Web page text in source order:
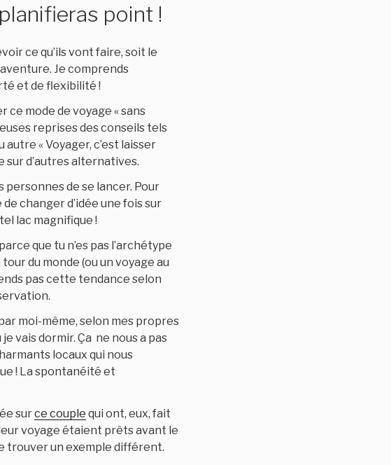
point !
ce qu’ils vont faire, soit le
Je comprends
et de flexibilité !
ce mode de voyage « sans
reprises des conseils tels
« Voyager, c’est laisser
sur d’autres alternatives.
personnes de se lancer. Pour
changer d’idée une fois sur
lac magnifique !
que tu n’es pas l’archétype
du monde (ou un voyage au
pas cette tendance selon
moi-même, selon mes propres
vais dormir. Ça ne nous a pas
locaux qui nous
! La spontanéité et
surce couple qui ont, eux, fait
voyage étaient prêts avant le
trouver un exemple différent.